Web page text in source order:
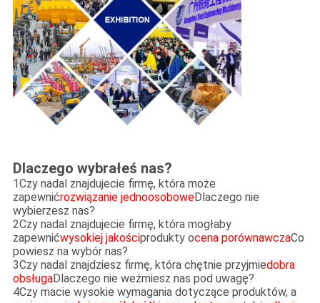
Dlaczego wybrałeś nas?
1Czy nadal znajdujecie firmę, która może
zapewnićrozwiązanie jednoosoboweDlaczego nie
wybierzesz nas?
2Czy nadal znajdujecie firmę, która mogłaby
zapewnićwysokiej jakościprodukty ocena porównawczaCo
powiesz na wybór nas?
3Czy nadal znajdziesz firmę, która chętnie przyjmiedobra
obsługaDlaczego nie weźmiesz nas pod uwagę?
4Czy macie wysokie wymagania dotyczące produktów, a